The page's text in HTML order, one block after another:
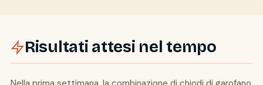
Risultati attesi nel tempo